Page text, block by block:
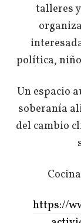
talleres
política,
Un espacio
soberanía
del cambio
https://